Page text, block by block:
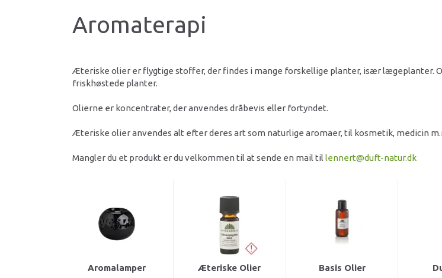
Aromaterapi
Æteriske olier er flygtige stoffer, der findes i mange forskellige planter, især lægeplanter.
friskhøstede planter.
Olierne er koncentrater, der anvendes dråbevis eller fortyndet.
Æteriske olier anvendes alt efter deres art som naturlige aromaer, til kosmetik, medicin
Mangler du et produkt er du velkommen til at sende en mail til lennert@duft-natur.dk
Aromalamper Æteriske Olier Basis Olier